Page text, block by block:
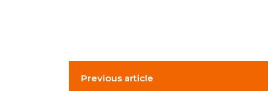
Previous article